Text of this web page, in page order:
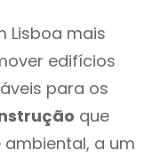
Lisboa mais
edifícios
para os
que
a um